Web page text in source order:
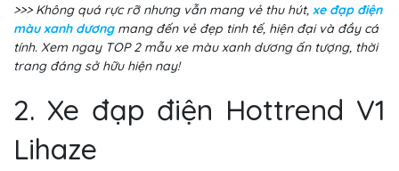
>>> Không quá rực rỡ nhưng vẫn mang vẻ thu hút, xe đạp điện
màu xanh dươngmang đến vẻ đẹp tinh tế, hiện đại và đầy cá
tính. Xem ngay TOP 2 mẫu xe màu xanh dương ấn tượng, thời
trang đáng sở hữu hiện nay!
2. Xe đạp điện Hottrend V1
Lihaze